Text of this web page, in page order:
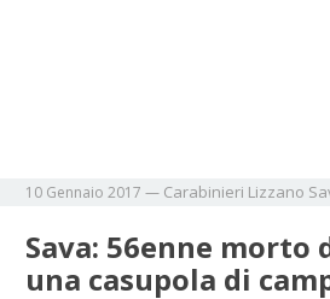
10 Gennaio 2017 — Carabinieri Lizzano
Sava: 56enne morto
una casupola di